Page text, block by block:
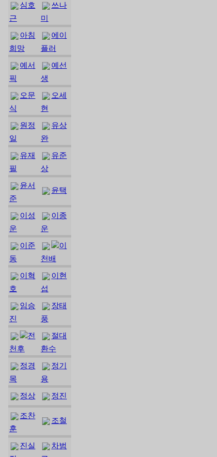
심호
근
쓰나
미
아침
희망
에이
플러
예서
픽
예선
생
오문
식
오세
현
원정
일
유상
완
유재
필
유준
상
윤서
준
윤택
이성
운
이종
운
이준
동
이
천배
이혁
호
이현
섭
임승
진
장태
풍
전
천후
절대
환수
정경
목
정기
용
정상 정진
조찬
훈
조철
진실
차범